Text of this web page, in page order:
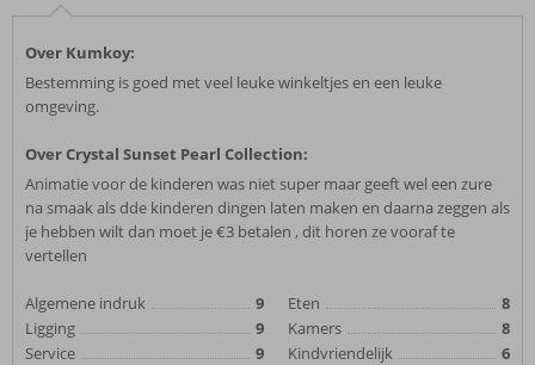
Over Kumkoy:
Bestemming is goed met veel leuke winkeltjes en een leuke
omgeving.
Over Crystal Sunset Pearl Collection:
Animatie voor de kinderen was niet super maar geeft wel een zure
na smaak als dde kinderen dingen laten maken en daarna zeggen als
je hebben wilt dan moet je €3 betalen , dit horen ze vooraf te
vertellen
Algemene indruk
9
Ligging
9
Service
9
Eten
8
Kamers
8
Kindvriendelijk
6